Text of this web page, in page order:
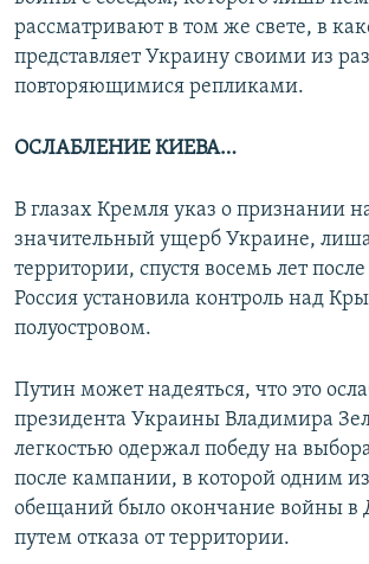
рассматривают в том же свете, в
представляет Украину своими из
повторяющимися репликами.
ОСЛАБЛЕНИЕ КИЕВА…
В глазах Кремля указ о признании
значительный ущерб Украине,
территории, спустя восемь лет после
Россия установила контроль над
полуостровом.
Путин может надеяться, что это
президента Украины Владимира
легкостью одержал победу на
после кампании, в которой одним
обещаний было окончание войны в
путем отказа от территории.